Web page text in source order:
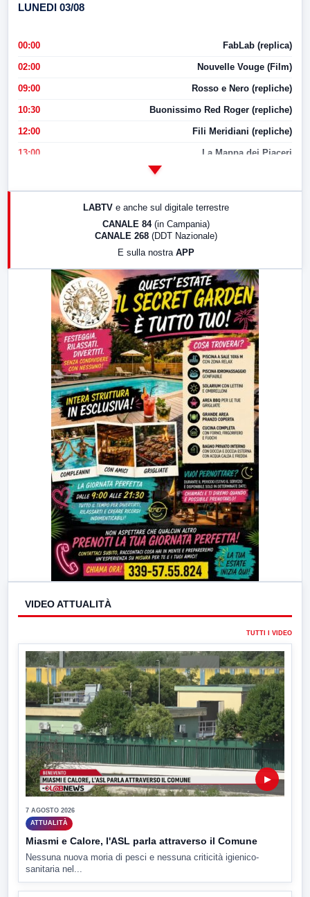
LUNEDI 03/08
00:00 FabLab (replica)
02:00 Nouvelle Vouge (Film)
09:00 Rosso e Nero (repliche)
10:30 Buonissimo Red Roger (repliche)
12:00 Fili Meridiani (repliche)
13:00 La Mappa dei Piaceri
17:00 LabNews (replica)
LabNews (replica)
LABTV e anche sul digitale terrestre
CANALE 84 (in Campania)
CANALE 268 (DDT Nazionale)
E sulla nostra APP
VIDEO ATTUALITÀ
TUTTI I VIDEO
▶
7 AGOSTO 2026
ATTUALITÀ
Miasmi e Calore, l'ASL parla attraverso il Comune
Nessuna nuova moria di pesci e nessuna criticità igienico-
sanitaria nel...